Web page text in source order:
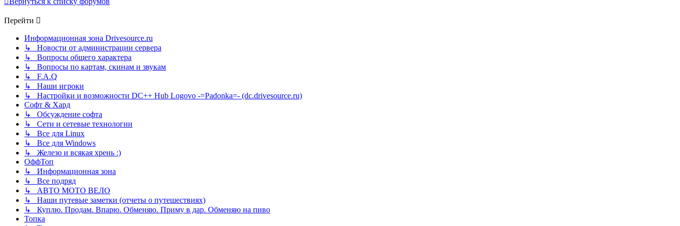
Перейти
Информационная зона Drivesource.ru
↳ Новости от администрации сервера
↳ Вопросы общего характера
↳ Вопросы по картам, скинам и звукам
↳ F.A.Q
↳ Наши игроки
↳ Настройки и возможности DC++ Hub Logovo -=Padonka=- (dc.drivesource.ru)
Софт & Хард
↳ Обсуждение софта
↳ Сети и сетевые технологии
↳ Все для Linux
↳ Все для Windows
↳ Железо и всякая хрень :)
ОффТоп
↳ Информационная зона
↳ Все подряд
↳ АВТО МОТО ВЕЛО
↳ Наши путевые заметки (отчеты о путешествиях)
↳ Куплю. Продам. Впарю. Обменяю. Приму в дар. Обменяю на пиво
Топка